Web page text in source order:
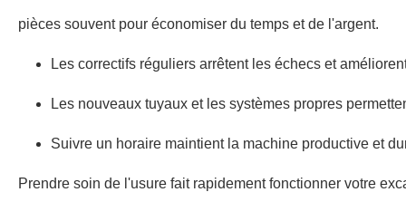
pièces souvent pour économiser du temps et de l'argent.
Les correctifs réguliers arrêtent les échecs et
Les nouveaux tuyaux et les systèmes propres
Suivre un horaire maintient la machine productive et
Prendre soin de l'usure fait rapidement fonctionner votre